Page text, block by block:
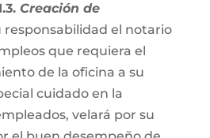
Creación de
responsabilidad el notario
que requiera el
de la oficina a su
cuidado en la
velará por su